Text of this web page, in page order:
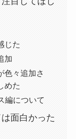
じた
加
色々追加さ
めた
編について
面白かった